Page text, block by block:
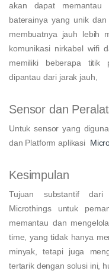
akan dapat memantau
baterainya yang unik
membuatnya jauh lebih
komunikasi nirkabel wifi
memiliki beberapa titik
dipantau dari jarak jauh,
Sensor dan
Untuk sensor yang
dan Platform aplikasi
Kesimpulan
Tujuan substantif
Microthings untuk
memantau dan
time, yang tidak hanya
minyak, tetapi juga
tertarik dengan solusi ini,